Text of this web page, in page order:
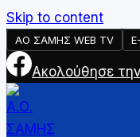
Skip to content
ΑΟ ΣΑΜΗΣ WEB TV
Ακολούθησε